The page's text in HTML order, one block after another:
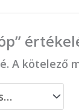
A kötelező